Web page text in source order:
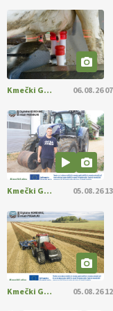
[EKOloško = LOGIČNO
aronije
v dobrem
podjetniško zgodbo.
#IMCAP #CAP https://
[EKOloško = LOGIČNO
v tujini
. Zato je
vinarje
. VEČ
https://t.co/01qpoeLyNP
[EKOloško = LOGIČNO
kmetijstva in uspešno
https://t.co/RRn8unbwXp
https://t.co/mnLHFv2VuP
Kmečki Glas 06.08.26
Kmečki Glas 05.08.26
Kmečki Glas 05.08.26